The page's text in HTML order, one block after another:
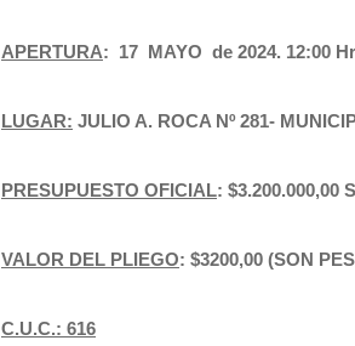
APERTURA: 17 MAYO de 2024. 12:00
LUGAR: JULIO A. ROCA Nº 281-
PRESUPUESTO OFICIAL: $3.200.000,00
VALOR DEL PLIEGO: $3200,00 (SON
C.U.C.: 616